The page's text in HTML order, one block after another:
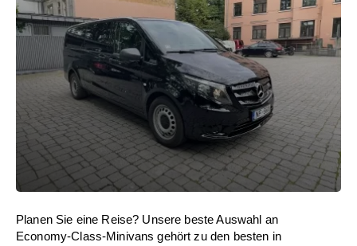
Planen Sie eine Reise? Unsere beste Auswahl an
Economy-Class-Minivans gehört zu den besten in